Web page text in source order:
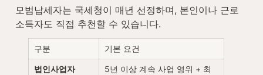
모범납세자는 국세청이 매년 선정하며, 본인이나 근로
소득자도 직접 추천할 수 있습니다.
구분 기본 요건
법인사업자
5년 이상 계속 사업 영위 + 최